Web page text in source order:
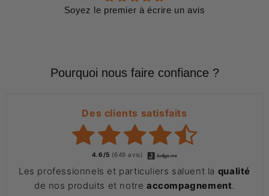
Soyez le premier à écrire un avis
Pourquoi nous faire confiance ?
Des clients satisfaits
4.6/5 (649 avis)
Les professionnels et particuliers saluent la qualité
de nos produits et notre accompagnement